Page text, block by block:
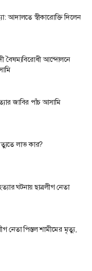
আদালতে স্বীকারোক্তি দিলেন
বৈষম্যবিরোধী আন্দোলনে
জাবির পাঁচ আসামি
লাভ কার?
ঘটনায় ছাত্রলীগ নেতা
নেতা পিস্তল শামীমের মৃত্যু,